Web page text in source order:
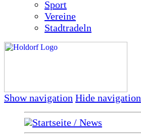
Sport
Vereine
Stadtradeln
Show navigation Hide navigation
Startseite / News